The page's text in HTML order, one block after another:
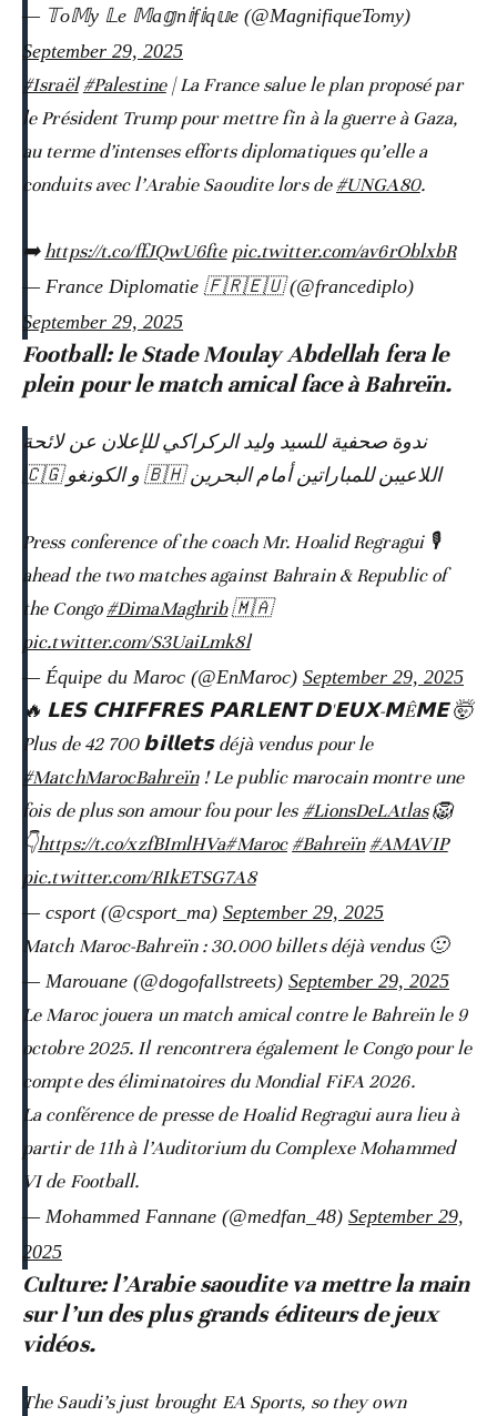
— 𝕋o𝕄y 𝕃e 𝕄a𝕘n𝕚f𝕚q𝕦e (@MagnifiqueTomy)
September 29, 2025
#Israël #Palestine| La France salue le plan proposé par
le Président Trump pour mettre fin à la guerre à Gaza,
au terme d’intenses efforts diplomatiques qu’elle a
conduits avec l’Arabie Saoudite lors de#UNGA80.
➡️https://t.co/ffJQwU6fte pic.twitter.com/av6rOblxbR
— France Diplomatie 🇫🇷🇪🇺 (@francediplo)
September 29, 2025
Football: le Stade Moulay Abdellah fera le
plein pour le match amical face à Bahreïn.
ندوة صحفية للسيد وليد الركراكي للإعلان عن لائحة
اللاعيبن للمباراتين أمام البحرين 🇧🇭 و الكونغو 🇨🇬
🎙️ Press conference of the coach Mr. Hoalid Regragui
ahead the two matches against Bahrain & Republic of
the Congo#DimaMaghrib🇲🇦
pic.twitter.com/S3UaiLmk8l
— Équipe du Maroc (@EnMaroc) September 29, 2025
🔥 𝗟𝗘𝗦 𝗖𝗛𝗜𝗙𝗙𝗥𝗘𝗦 𝗣𝗔𝗥𝗟𝗘𝗡𝗧 𝗗'𝗘𝗨𝗫-𝗠Ê𝗠𝗘 🤯
Plus de 42 700 𝗯𝗶𝗹𝗹𝗲𝘁𝘀 déjà vendus pour le
#MatchMarocBahreïn! Le public marocain montre une
fois de plus son amour fou pour les #LionsDeLAtlas🦁
👇https://t.co/xzfBImlHVa#Maroc #Bahreïn #AMAVIP
pic.twitter.com/RIkETSG7A8
— csport (@csport_ma) September 29, 2025
Match Maroc-Bahreïn : 30.000 billets déjà vendus 🙂
— Marouane (@dogofallstreets) September 29, 2025
Le Maroc jouera un match amical contre le Bahreïn le 9
octobre 2025. Il rencontrera également le Congo pour le
compte des éliminatoires du Mondial FiFA 2026.
La conférence de presse de Hoalid Regragui aura lieu à
partir de 11h à l’Auditorium du Complexe Mohammed
VI de Football.
— Mohammed Fannane (@medfan_48) September 29,
2025
Culture: l’Arabie saoudite va mettre la main
sur l’un des plus grands éditeurs de jeux
vidéos.
The Saudi’s just brought EA Sports, so they own